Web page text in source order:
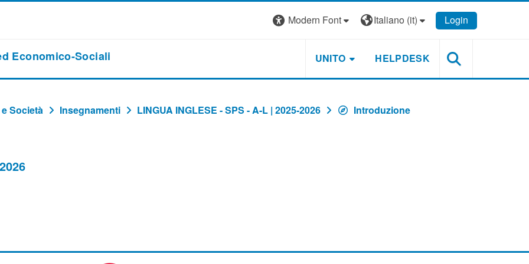
Modern Font Italiano ‎(it)‎ Login
Economico-Sociali UNITO HELPDESK
Società Insegnamenti LINGUA INGLESE - SPS - A-L | 2025-2026 Introduzione